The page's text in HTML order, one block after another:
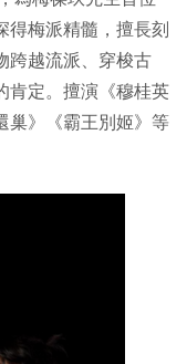
得梅派精髓，擅長刻
跨越流派、穿梭古
肯定。擅演《穆桂英
巢》《霸王別姬》等